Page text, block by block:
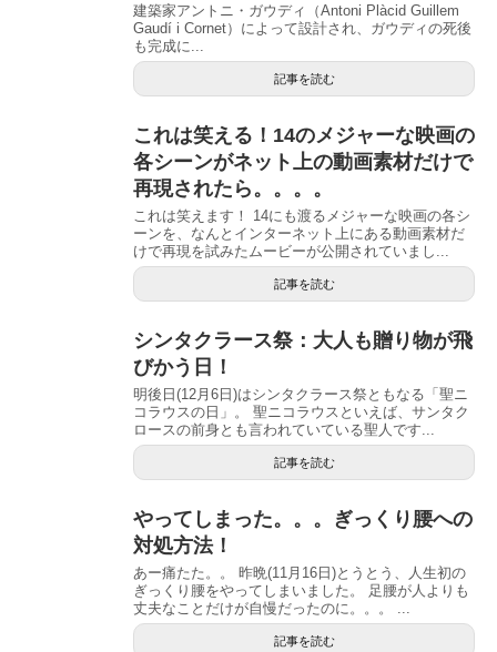
建築家アントニ・ガウディ（Antoni Plàcid Guillem
Gaudí i Cornet）によって設計され、ガウディの死後
も完成に...
記事を読む
これは笑える！14のメジャーな映画の
各シーンがネット上の動画素材だけで
再現されたら。。。。
これは笑えます！ 14にも渡るメジャーな映画の各シ
ーンを、なんとインターネット上にある動画素材だ
けで再現を試みたムービーが公開されていまし...
記事を読む
シンタクラース祭：大人も贈り物が飛
びかう日！
明後日(12月6日)はシンタクラース祭ともなる「聖ニ
コラウスの日」。 聖ニコラウスといえば、サンタク
ロースの前身とも言われていている聖人です...
記事を読む
やってしまった。。。ぎっくり腰への
対処方法！
あー痛たた。。 昨晩(11月16日)とうとう、人生初の
ぎっくり腰をやってしまいました。 足腰が人よりも
丈夫なことだけが自慢だったのに。。。 ...
記事を読む